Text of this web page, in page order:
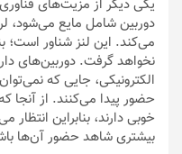
یکی دیگر از مزیت‌های
دوربین شامل مایع می‌شود،
می‌کند. این لنز شناور است؛
نخواهد گرفت. دوربین‌های
الکترونیکی، جایی که
حضور پیدا می‌کنند. از آنجا
خوبی دارند، بنابراین
بیشتری شاهد حضور آن‌ها